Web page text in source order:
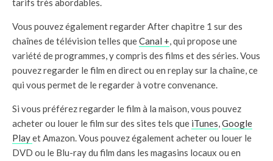
tarifs très abordables.
Vous pouvez également regarder After chapitre 1 sur des
chaînes de télévision telles queCanal +, qui propose une
variété de programmes, y compris des films et des séries. Vous
pouvez regarder le film en direct ou en replay sur la chaîne, ce
qui vous permet de le regarder à votre convenance.
Si vous préférez regarder le film à la maison, vous pouvez
acheter ou louer le film sur des sites tels que iTunes,Google
Playet Amazon. Vous pouvez également acheter ou louer le
DVD ou le Blu-ray du film dans les magasins locaux ou en